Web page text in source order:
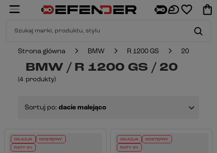
Strona główna BMW R 1200 GS 20
BMW / R 1200 GS / 20
(4 produkty)
Sortuj po: dacie malejąco
OKAZJA DOSTĘPNY
RATY 0%
OKAZJA DOSTĘPNY
RATY 0%